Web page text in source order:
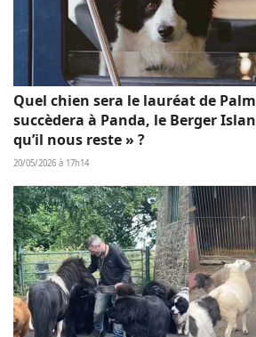
Quel chien sera le lauréat de
succèdera à Panda, le Berger
qu’il nous reste » ?
20/05/2026 à 17h14